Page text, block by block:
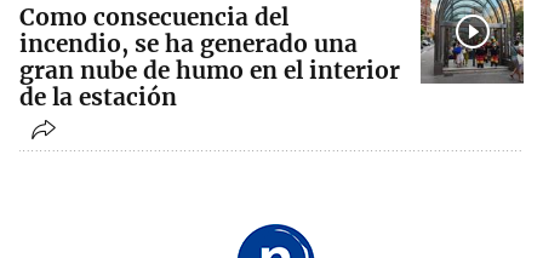
Como consecuencia del
incendio, se ha generado una
gran nube de humo en el interior
de la estación